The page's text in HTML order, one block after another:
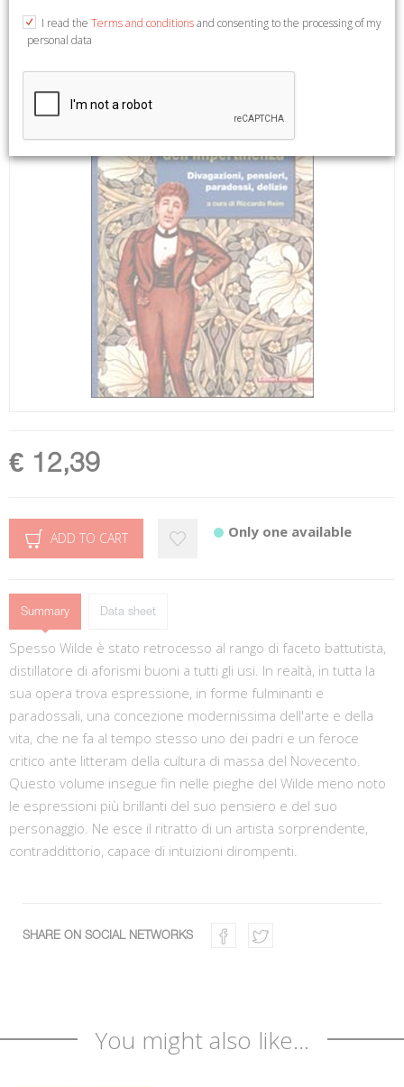
14,5x21.
€ 12,39
ADD TO CART Only one available
Summary Data sheet
Spesso Wilde è stato retrocesso al rango di faceto battutista,
distillatore di aforismi buoni a tutti gli usi. In realtà, in tutta la
sua opera trova espressione, in forme fulminanti e
paradossali, una concezione modernissima dell'arte e della
vita, che ne fa al tempo stesso uno dei padri e un feroce
critico ante litteram della cultura di massa del Novecento.
Questo volume insegue fin nelle pieghe del Wilde meno noto
le espressioni più brillanti del suo pensiero e del suo
personaggio. Ne esce il ritratto di un artista sorprendente,
contraddittorio, capace di intuizioni dirompenti.
SHARE ON SOCIAL NETWORKS
You might also like...
I read the Terms and conditionsand consenting to the processing of my
personal data